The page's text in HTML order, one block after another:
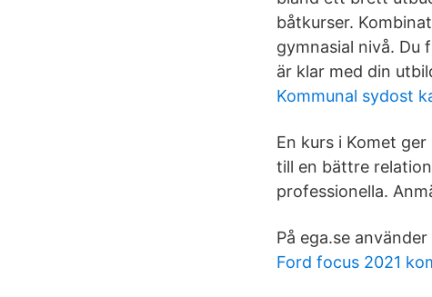
båtkurser.
gymnasial nivå. Du
är klar med din
Kommunal sydost
En kurs i Komet
till en bättre
professionella.
På ega.se
Ford focus 2021